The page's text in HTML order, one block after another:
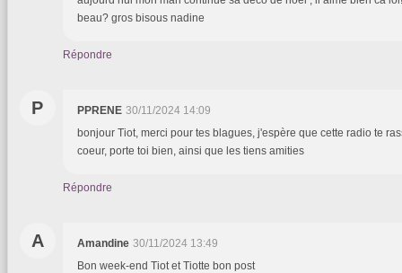
beau? gros bisous nadine
Répondre
P PPRENE 30/11/2024 14:09
bonjour Tiot, merci pour tes blagues, j'espère que cette radio te
coeur, porte toi bien, ainsi que les tiens amities
Répondre
A Amandine 30/11/2024 13:49
Bon week-end Tiot et Tiotte bon post